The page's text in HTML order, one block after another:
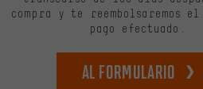
compra y te reembolsaremos el
pago efectuado.
Al formulario